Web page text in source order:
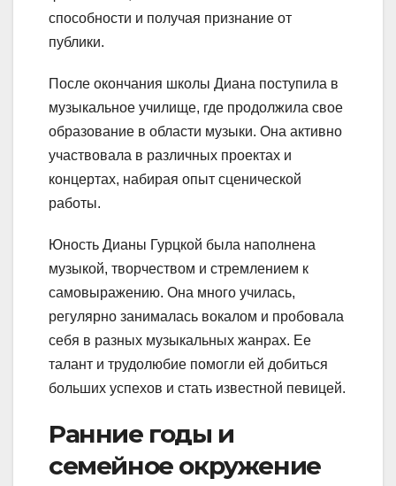
способности и получая признание от
публики.
После окончания школы Диана поступила в
музыкальное училище, где продолжила свое
образование в области музыки. Она активно
участвовала в различных проектах и
концертах, набирая опыт сценической
работы.
Юность Дианы Гурцкой была наполнена
музыкой, творчеством и стремлением к
самовыражению. Она много училась,
регулярно занималась вокалом и пробовала
себя в разных музыкальных жанрах. Ее
талант и трудолюбие помогли ей добиться
больших успехов и стать известной певицей.
Ранние годы и
семейное окружение